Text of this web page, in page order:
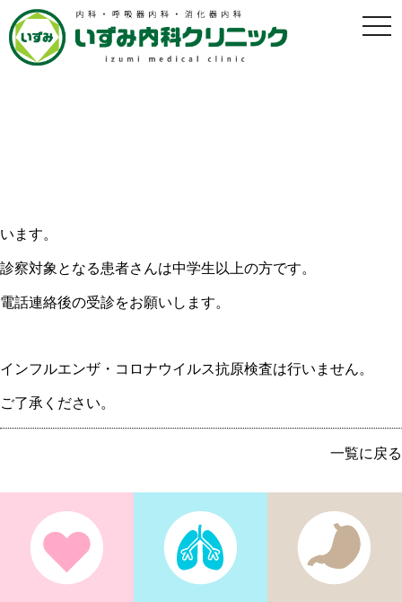
t
o
います。
診察対象となる患者さんは中学生以上の方です。
電話連絡後の受診をお願いします。
インフルエンザ・コロナウイルス抗原検査は行いません。
ご了承ください。
一覧に戻る